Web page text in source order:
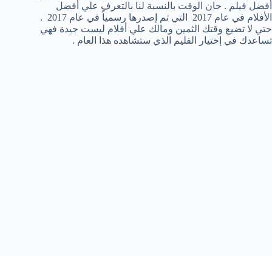
أفضل فيلم . حان الوقت بالنسبة لنا بالتعرف علي أفضل
الأفلام في عام 2017 التي تم إصدرها رسمياً في عام 2017 .
حتي لا تضيع وقتك الثمين ومالك علي أفلام ليست جيدة فهي
تساعدك في إختيار الفليم الذي ستشاهده هذا العام .